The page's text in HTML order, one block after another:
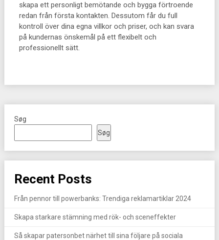
skapa ett personligt bemötande och bygga förtroende
redan från första kontakten. Dessutom får du full
kontroll över dina egna villkor och priser, och kan svara
på kundernas önskemål på ett flexibelt och
professionellt sätt.
Søg
Søg
Recent Posts
Från pennor till powerbanks: Trendiga reklamartiklar 2024
Skapa starkare stämning med rök- och sceneffekter
Så skapar patersonbet närhet till sina följare på sociala